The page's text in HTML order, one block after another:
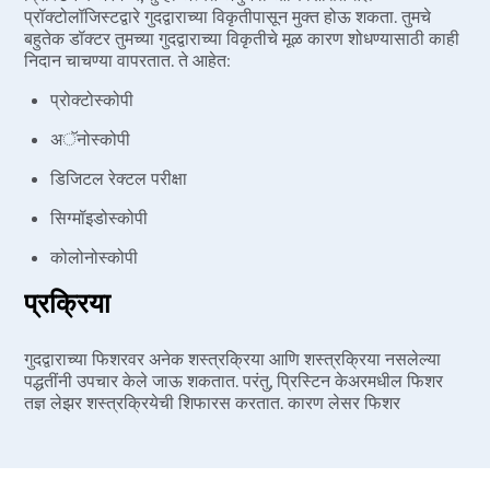
प्रॉक्टोलॉजिस्टद्वारे गुदद्वाराच्या विकृतीपासून मुक्त होऊ शकता. तुमचे
बहुतेक डॉक्टर तुमच्या गुदद्वाराच्या विकृतीचे मूळ कारण शोधण्यासाठी काही
निदान चाचण्या वापरतात. ते आहेत:
प्रोक्टोस्कोपी
अॅनोस्कोपी
डिजिटल रेक्टल परीक्षा
सिग्मॉइडोस्कोपी
कोलोनोस्कोपी
प्रक्रिया
गुदद्वाराच्या फिशरवर अनेक शस्त्रक्रिया आणि शस्त्रक्रिया नसलेल्या
पद्धतींनी उपचार केले जाऊ शकतात. परंतु, प्रिस्टिन केअरमधील फिशर
तज्ञ लेझर शस्त्रक्रियेची शिफारस करतात. कारण लेसर फिशर